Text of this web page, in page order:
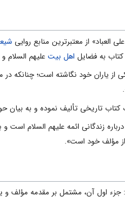
العباد» از معتبرترین منابع روایی
به فضایل اهل بیت علیهم السلام و
از یاران خود نگاشته است؛ چنانكه
تاریخی تألیف نموده و به بیان
زندگانی ائمه علیهم السلام است
مؤلف خود است».
اول آن، مشتمل بر مقدمه مؤلف و